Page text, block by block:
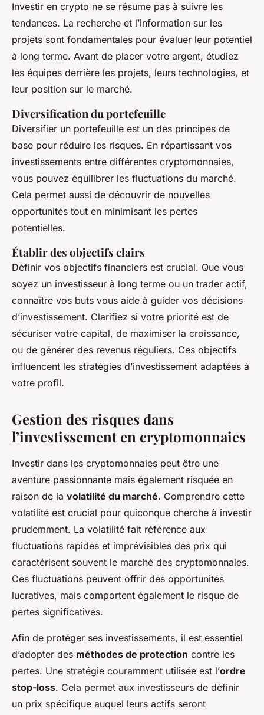
Investir en crypto ne se résume pas à suivre les
tendances. La recherche et l’information sur les
projets sont fondamentales pour évaluer leur potentiel
à long terme. Avant de placer votre argent, étudiez
les équipes derrière les projets, leurs technologies, et
leur position sur le marché.
Diversification du portefeuille
Diversifier un portefeuille est un des principes de
base pour réduire les risques. En répartissant vos
investissements entre différentes cryptomonnaies,
vous pouvez équilibrer les fluctuations du marché.
Cela permet aussi de découvrir de nouvelles
opportunités tout en minimisant les pertes
potentielles.
Établir des objectifs clairs
Définir vos objectifs financiers est crucial. Que vous
soyez un investisseur à long terme ou un trader actif,
connaître vos buts vous aide à guider vos décisions
d’investissement. Clarifiez si votre priorité est de
sécuriser votre capital, de maximiser la croissance,
ou de générer des revenus réguliers. Ces objectifs
influencent les stratégies d’investissement adaptées à
votre profil.
Gestion des risques dans
l’investissement en cryptomonnaies
Investir dans les cryptomonnaies peut être une
aventure passionnante mais également risquée en
raison de la volatilité du marché. Comprendre cette
volatilité est crucial pour quiconque cherche à investir
prudemment. La volatilité fait référence aux
fluctuations rapides et imprévisibles des prix qui
caractérisent souvent le marché des cryptomonnaies.
Ces fluctuations peuvent offrir des opportunités
lucratives, mais comportent également le risque de
pertes significatives.
Afin de protéger ses investissements, il est essentiel
d’adopter des méthodes de protection contre les
pertes. Une stratégie couramment utilisée est l’ordre
stop-loss. Cela permet aux investisseurs de définir
un prix spécifique auquel leurs actifs seront